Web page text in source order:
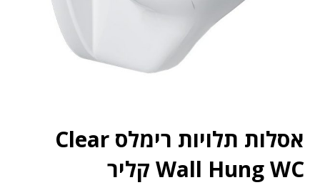
אסלות תלויות רימלס Clear
Wall Hung WC קליר